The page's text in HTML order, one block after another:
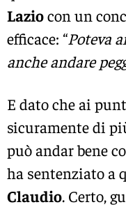
Laziocon un
efficace: “Poteva
anche andare
E dato che ai
sicuramente di
può andar bene
ha sentenziato a
Claudio. Certo,